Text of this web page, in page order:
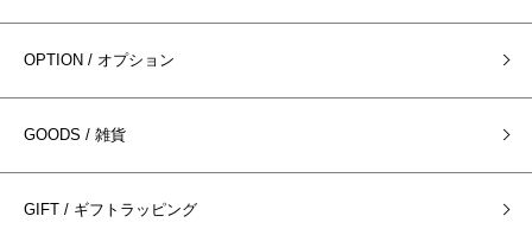
OPTION / オプション
GOODS / 雑貨
GIFT / ギフトラッピング